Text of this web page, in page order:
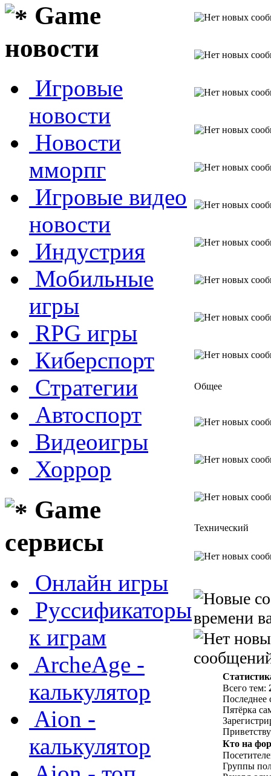
Game
новости
Игровые
новости
Новости
мморпг
Игровые видео
новости
Индустрия
Мобильные
игры
RPG игры
Киберспорт
Стратегии
Автоспорт
Видеоигры
Хоррор
Game
сервисы
Онлайн игры
Руссификаторы
к играм
ArcheAge -
калькулятор
Aion -
калькулятор
Общее
Технический
времени
Всего тем:
Последнее
Пятёрка
Кто на
Группы